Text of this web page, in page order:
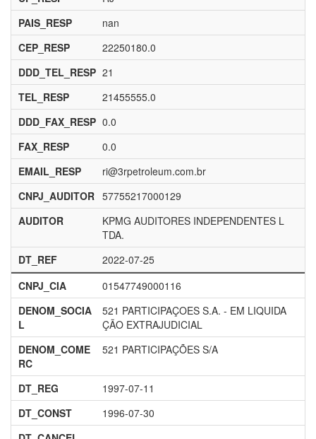
PAIS_RESP
nan
CEP_RESP
22250180.0
DDD_TEL_RESP 21
TEL_RESP
21455555.0
DDD_FAX_RESP 0.0
FAX_RESP
0.0
EMAIL_RESP
ri@3rpetroleum.com.br
CNPJ_AUDITOR 57755217000129
AUDITOR
KPMG AUDITORES INDEPENDENTES L
TDA.
DT_REF
2022-07-25
CNPJ_CIA
01547749000116
DENOM_SOCIA
L
521 PARTICIPAÇOES S.A. - EM LIQUIDA
ÇÃO EXTRAJUDICIAL
DENOM_COME
RC
521 PARTICIPAÇÕES S/A
DT_REG
1997-07-11
DT_CONST
1996-07-30